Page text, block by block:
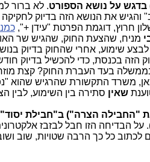
. לא ברור
והגיש את הנושא הזה בדיוק
חרוץ, דוגמת הפרטת "עידן +",
מניח, שהצעת החוק, שהגיש שר
שימוע, אחרי שהחוק בדיוק
בכנסת, כדי להכשיל בדיוק
בעד העברת החוק? קצת
משרד התקשורת שהרגיש שהוא
שאין סתירה בין השימוע, לבין
"החבילה הצרה") ב"חבילת
על הבדיחה הזו חבל לבזבז
לכתוב כל כך הרבה שטויות, שוב